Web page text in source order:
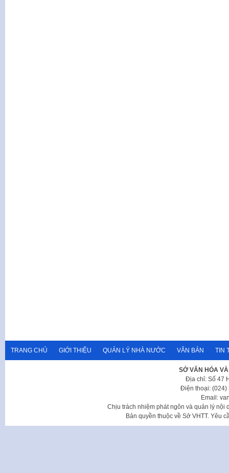
TRANG CHỦ GIỚI THIỆU QUẢN LÝ NHÀ NƯỚC VĂN BẢN TIN
SỞ VĂN HÓA
Địa chỉ: Số 47
Điện thoại: (024)
Email:
Chịu trách nhiệm phát ngôn và quản lý nội
Bản quyền thuộc về Sở VHTT. Yêu